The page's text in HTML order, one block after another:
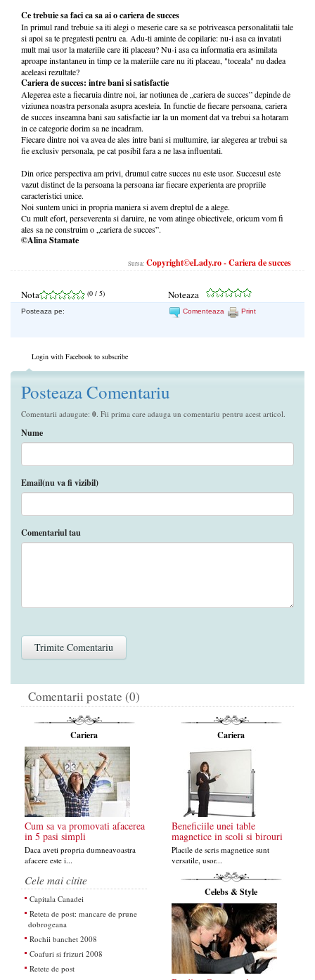
Ce trebuie sa faci ca sa ai o cariera de succes
In primul rand trebuie sa iti alegi o meserie care sa se potriveasca personalitatii tale
si apoi sa te pregatesti pentru ea. Adu-ti aminte de copilarie: nu-i asa ca invatati
mult mai usor la materiile care iti placeau? Nu-i asa ca informatia era asimilata
aproape instantaneu in timp ce la materiile care nu iti placeau, "toceala" nu dadea
aceleasi rezultate?
Cariera de succes: intre bani si satisfactie
Alegerea este a fiecaruia dintre noi, iar notiunea de „cariera de succes” depinde de
viziunea noastra personala asupra acesteia. In functie de fiecare persoana, cariera
de succes inseamna bani sau satisfactie iar la un moment dat va trebui sa hotaram
in ce categorie dorim sa ne incadram.
Fiecare dintre noi va avea de ales intre bani si multumire, iar alegerea ar trebui sa
fie exclusiv personala, pe cat posibil fara a ne lasa influentati.
Din orice perspectiva am privi, drumul catre succes nu este usor. Succesul este
vazut distinct de la persoana la persoana iar fiecare experienta are propriile
caracteristici unice.
Noi suntem unici in propria maniera si avem dreptul de a alege.
Cu mult efort, perseverenta si daruire, ne vom atinge obiectivele, oricum vom fi
ales sa ne construim o „cariera de succes”.
©Alina Stamate
Sursa: Copyright©eLady.ro - Cariera de succes
Nota (0 / 5) Noteaza
Posteaza pe: Comenteaza Print
Login with Facebook to subscribe
Posteaza Comentariu
Comentarii adaugate: 0. Fii prima care adauga un comentariu pentru acest articol.
Nume
Email(nu va fi vizibil)
Comentariul tau
Comentarii postate (0)
Cariera
Cum sa va promovati afacerea
in 5 pasi simpli
Daca aveti propria dumneavoastra
afacere este i...
Cariera
Beneficiile unei table
magnetice in scoli si birouri
Placile de scris magnetice sunt
versatile, usor...
Cele mai citite
Capitala Canadei
Reteta de post: mancare de prune
dobrogeana
Rochii banchet 2008
Coafuri si frizuri 2008
Retete de post
Celebs & Style